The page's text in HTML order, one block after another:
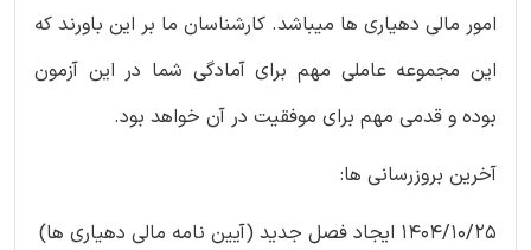
امور مالی دهیاری ها میباشد. کارشناسان ما بر این باورند که
این مجموعه عاملی مهم برای آمادگی شما در این آزمون
بوده و قدمی مهم برای موفقیت در آن خواهد بود.
آخرین بروزرسانی ها:
1404/10/25 ایجاد فصل جدید (آیین نامه مالی دهیاری ها)